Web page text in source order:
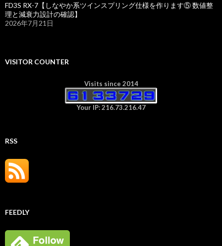
FD3S RX-7【しなやか系ツインスプリング仕様を作ります⑤ 数値整
理と減衰力設計の確認】
2026年7月21日
VISITOR COUNTER
Visits since 2014
Your IP: 216.73.216.47
RSS
FEEDLY